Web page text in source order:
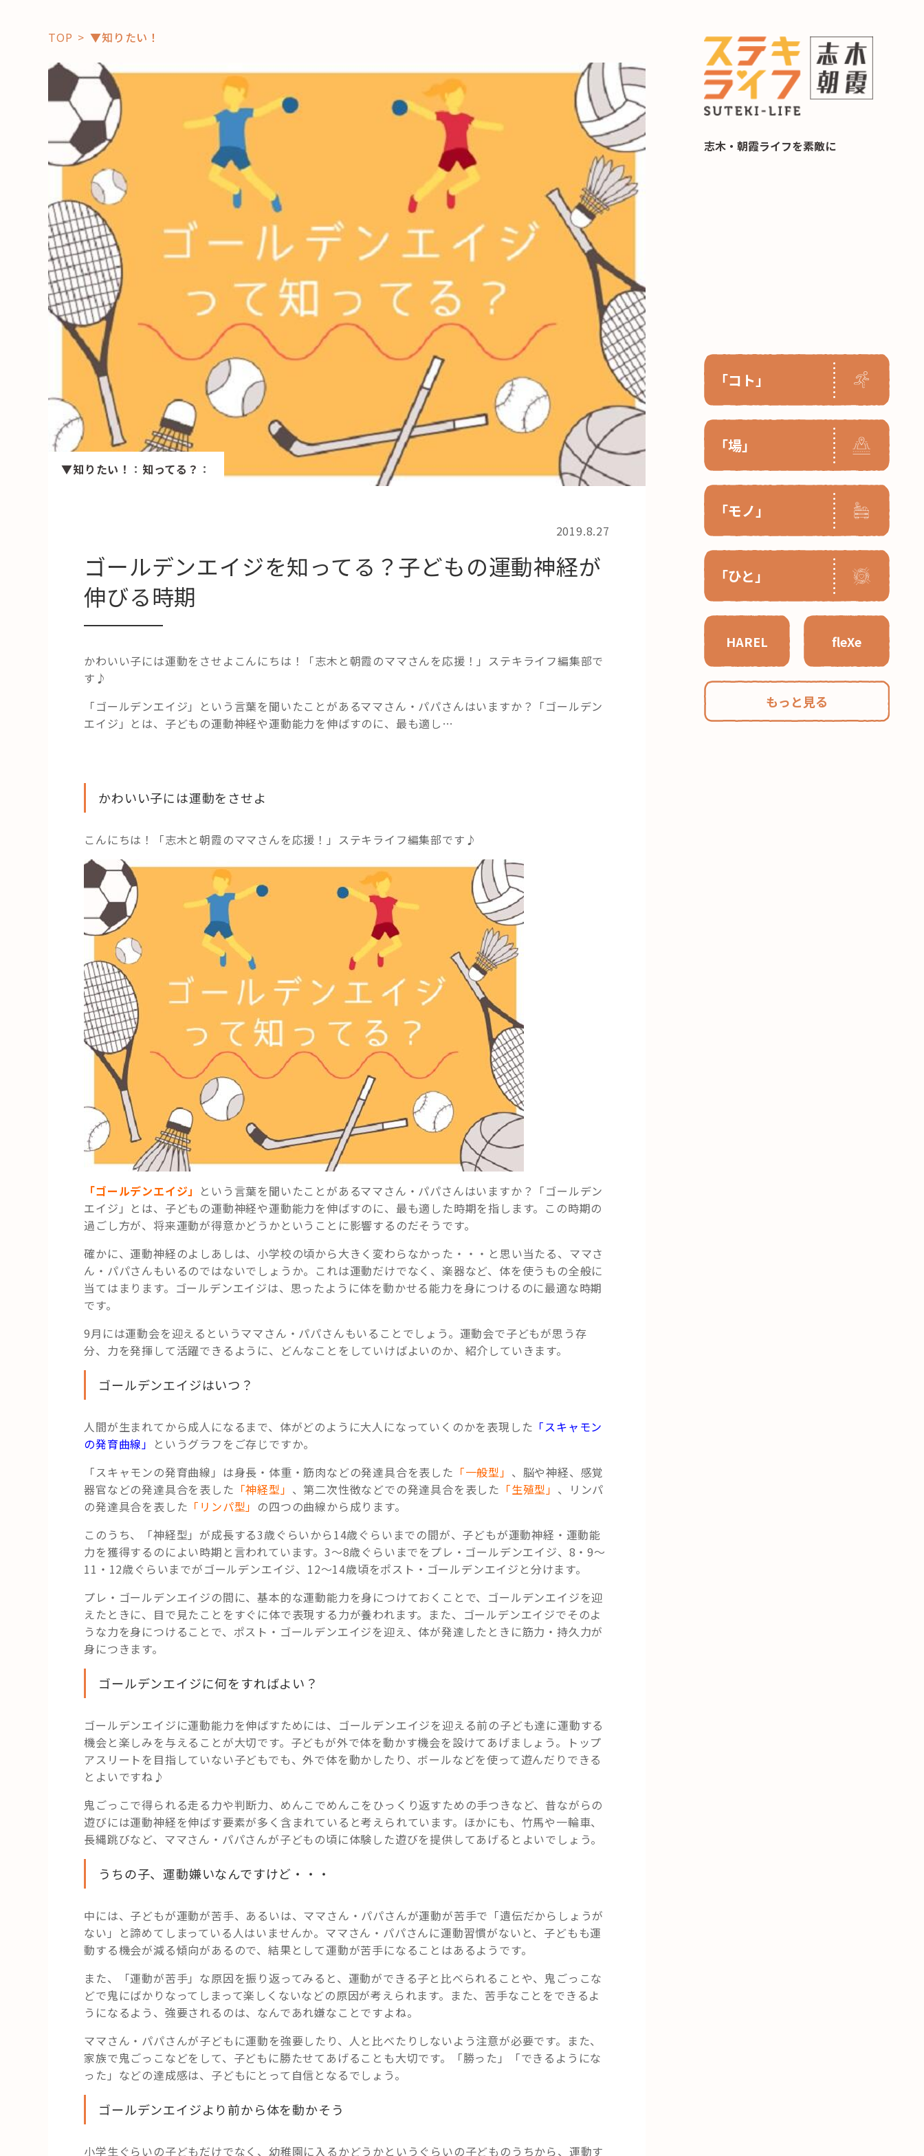
志木・朝霞ライフを素敵に
「コト」
「場」
「モノ」
「ひと」
HAREL fleXe
もっと見る
「コト」
学び・教育
「場」
HAREL
活用事例
fleXe リノベ事例
「ひと」
これからの暮らし 住み替え相談
記事検索
TOP ▼知りたい！
▼知りたい！ ： 知ってる？ ：
2019.8.27
ゴールデンエイジを知ってる？子どもの運動神経が
伸びる時期
かわいい子には運動をさせよこんにちは！「志木と朝霞のママさんを応援！」ステキライフ編集部で
す♪
「ゴールデンエイジ」という言葉を聞いたことがあるママさん・パパさんはいますか？「ゴールデン
エイジ」とは、子どもの運動神経や運動能力を伸ばすのに、最も適し…
かわいい子には運動をさせよ
こんにちは！「志木と朝霞のママさんを応援！」ステキライフ編集部です♪
「ゴールデンエイジ」 という言葉を聞いたことがあるママさん・パパさんはいますか？「ゴールデン
エイジ」とは、子どもの運動神経や運動能力を伸ばすのに、最も適した時期を指します。この時期の
過ごし方が、将来運動が得意かどうかということに影響するのだそうです。
確かに、運動神経のよしあしは、小学校の頃から大きく変わらなかった・・・と思い当たる、ママさ
ん・パパさんもいるのではないでしょうか。これは運動だけでなく、楽器など、体を使うもの全般に
当てはまります。ゴールデンエイジは、思ったように体を動かせる能力を身につけるのに最適な時期
です。
9月には運動会を迎えるというママさん・パパさんもいることでしょう。運動会で子どもが思う存
分、力を発揮して活躍できるように、どんなことをしていけばよいのか、紹介していきます。
ゴールデンエイジはいつ？
人間が生まれてから成人になるまで、体がどのように大人になっていくのかを表現した 「スキャモン
の発育曲線」 というグラフをご存じですか。
「スキャモンの発育曲線」は身長・体重・筋肉などの発達具合を表した 「一般型」 、脳や神経、感覚
器官などの発達具合を表した 「神経型」 、第二次性徴などでの発達具合を表した 「生殖型」 、リンパ
の発達具合を表した 「リンパ型」 の四つの曲線から成ります。
このうち、「神経型」が成長する3歳ぐらいから14歳ぐらいまでの間が、子どもが運動神経・運動能
力を獲得するのによい時期と言われています。3～8歳ぐらいまでをプレ・ゴールデンエイジ、8・9～
11・12歳ぐらいまでがゴールデンエイジ、12～14歳頃をポスト・ゴールデンエイジと分けます。
プレ・ゴールデンエイジの間に、基本的な運動能力を身につけておくことで、ゴールデンエイジを迎
えたときに、目で見たことをすぐに体で表現する力が養われます。また、ゴールデンエイジでそのよ
うな力を身につけることで、ポスト・ゴールデンエイジを迎え、体が発達したときに筋力・持久力が
身につきます。
ゴールデンエイジに何をすればよい？
ゴールデンエイジに運動能力を伸ばすためには、ゴールデンエイジを迎える前の子ども達に運動する
機会と楽しみを与えることが大切です。子どもが外で体を動かす機会を設けてあげましょう。トップ
アスリートを目指していない子どもでも、外で体を動かしたり、ボールなどを使って遊んだりできる
とよいですね♪
鬼ごっこで得られる走る力や判断力、めんこでめんこをひっくり返すための手つきなど、昔ながらの
遊びには運動神経を伸ばす要素が多く含まれていると考えられています。ほかにも、竹馬や一輪車、
長縄跳びなど、ママさん・パパさんが子どもの頃に体験した遊びを提供してあげるとよいでしょう。
うちの子、運動嫌いなんですけど・・・
中には、子どもが運動が苦手、あるいは、ママさん・パパさんが運動が苦手で「遺伝だからしょうが
ない」と諦めてしまっている人はいませんか。ママさん・パパさんに運動習慣がないと、子どもも運
動する機会が減る傾向があるので、結果として運動が苦手になることはあるようです。
また、「運動が苦手」な原因を振り返ってみると、運動ができる子と比べられることや、鬼ごっこな
どで鬼にばかりなってしまって楽しくないなどの原因が考えられます。また、苦手なことをできるよ
うになるよう、強要されるのは、なんであれ嫌なことですよね。
ママさん・パパさんが子どもに運動を強要したり、人と比べたりしないよう注意が必要です。また、
家族で鬼ごっこなどをして、子どもに勝たせてあげることも大切です。「勝った」「できるようにな
った」などの達成感は、子どもにとって自信となるでしょう。
ゴールデンエイジより前から体を動かそう
小学生ぐらいの子どもだけでなく、幼稚園に入るかどうかというぐらいの子どものうちから、運動す